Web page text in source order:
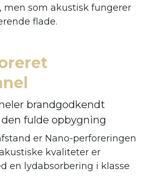
men som akustisk fungerer
flade.
brandgodkendt
den fulde opbygning
er Nano-perforeringen
kvaliteter er
en lydabsorbering i klasse